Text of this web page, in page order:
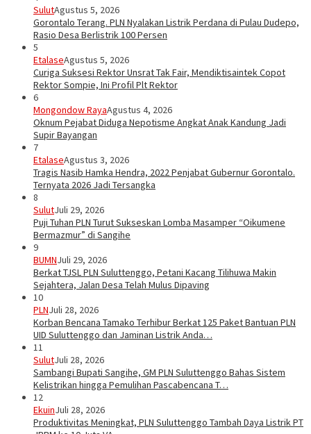
SulutAgustus 5, 2026
Gorontalo Terang. PLN Nyalakan Listrik Perdana di Pulau Dudepo,
Rasio Desa Berlistrik 100 Persen
5
EtalaseAgustus 5, 2026
Curiga Suksesi Rektor Unsrat Tak Fair, Mendiktisaintek Copot
Rektor Sompie, Ini Profil Plt Rektor
6
Mongondow RayaAgustus 4, 2026
Oknum Pejabat Diduga Nepotisme Angkat Anak Kandung Jadi
Supir Bayangan
7
EtalaseAgustus 3, 2026
Tragis Nasib Hamka Hendra, 2022 Penjabat Gubernur Gorontalo.
Ternyata 2026 Jadi Tersangka
8
SulutJuli 29, 2026
Puji Tuhan PLN Turut Sukseskan Lomba Masamper “Oikumene
Bermazmur” di Sangihe
9
BUMNJuli 29, 2026
Berkat TJSL PLN Suluttenggo, Petani Kacang Tilihuwa Makin
Sejahtera, Jalan Desa Telah Mulus Dipaving
10
PLNJuli 28, 2026
Korban Bencana Tamako Terhibur Berkat 125 Paket Bantuan PLN
UID Suluttenggo dan Jaminan Listrik Anda…
11
SulutJuli 28, 2026
Sambangi Bupati Sangihe, GM PLN Suluttenggo Bahas Sistem
Kelistrikan hingga Pemulihan Pascabencana T…
12
EkuinJuli 28, 2026
Produktivitas Meningkat, PLN Suluttenggo Tambah Daya Listrik PT